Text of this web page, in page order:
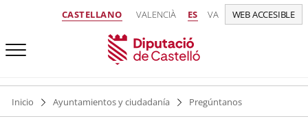
CASTELLANO VALENCIÀ ES VA WEB ACCESIBLE
Inicio Ayuntamientos y ciudadanía Pregúntanos